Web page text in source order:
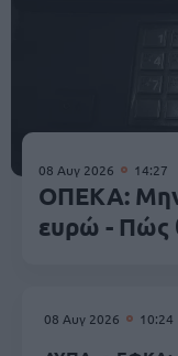
08 Αυγ 2026 14:27
ΟΠΕΚΑ:
ευρώ - Πώς
08 Αυγ 2026 10:24